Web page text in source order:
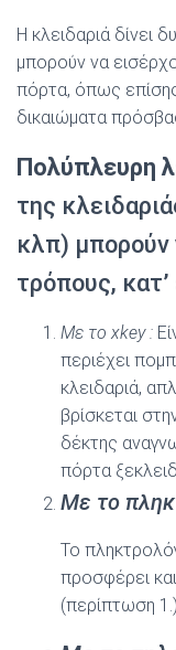
Η κλειδαριά δίνει
µπορούν να
πόρτα, όπως
δικαιώµατα
Πολύπλευρη
της
κλπ) µπορούν
τρόπους, κατ’
Με το xkey :
περιέχει
κλειδαριά,
βρίσκεται
δέκτης
πόρτα
Με το
Το
προσφέρει
(περίπτωση